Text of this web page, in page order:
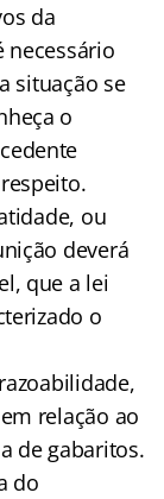
da
necessário
situação se
o
ou
deverá
que a lei
o
relação ao
de gabaritos.
do